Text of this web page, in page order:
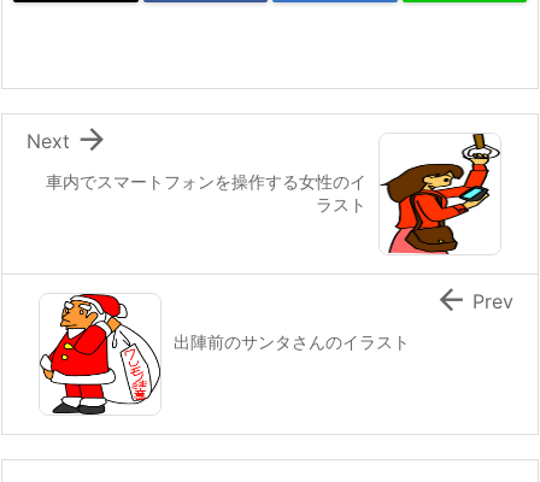
車内でスマートフォンを操作する女性のイ
ラスト

Next
出陣前のサンタさんのイラスト
 Prev